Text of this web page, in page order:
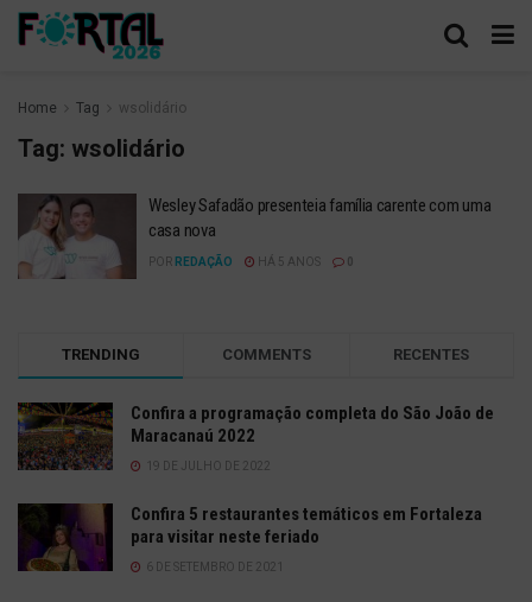
Home Tag wsolidário
Tag: wsolidário
Wesley Safadão presenteia família carente com uma
casa nova
POR REDAÇÃO HÁ 5 ANOS
TRENDING COMMENTS RECENTES
Confira a programação completa do São João de
Maracanaú 2022
19 DE JULHO DE 2022
Confira 5 restaurantes temáticos em Fortaleza
para visitar neste feriado
6 DE SETEMBRO DE 2021